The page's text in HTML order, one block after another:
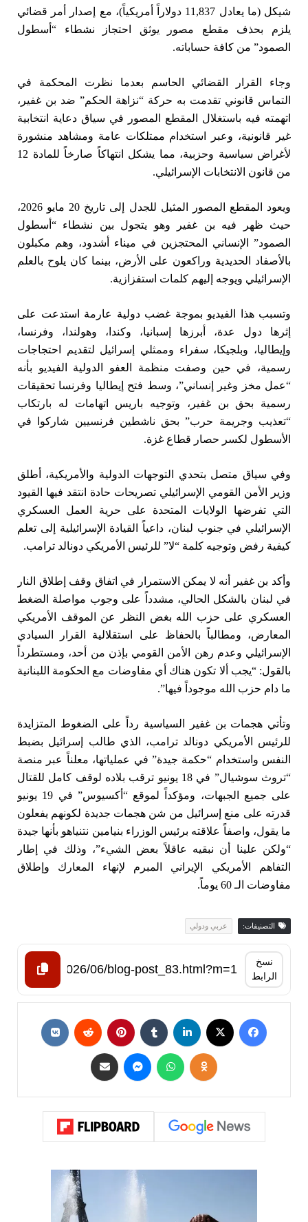
شيكل (ما يعادل 11,837 دولاراً أمريكياً)، مع إصدار أمر قضائي
يلزم بحذف مقطع مصور يوثق احتجاز نشطاء “أسطول
الصمود” من كافة حساباته.
وجاء القرار القضائي الحاسم بعدما نظرت المحكمة في
التماس قانوني تقدمت به حركة “نزاهة الحكم” ضد بن غفير،
اتهمته فيه باستغلال المقطع المصور في سياق دعاية انتخابية
غير قانونية، وعبر استخدام ممتلكات عامة ومشاهد منشورة
لأغراض سياسية وحزبية، مما يشكل انتهاكاً صارخاً للمادة 12
من قانون الانتخابات الإسرائيلي.
ويعود المقطع المصور المثيل للجدل إلى تاريخ 20 مايو 2026،
حيث ظهر فيه بن غفير وهو يتجول بين نشطاء “أسطول
الصمود” الإنساني المحتجزين في ميناء أشدود، وهم مكبلون
بالأصفاد الحديدية وراكعون على الأرض، بينما كان يلوح بالعلم
الإسرائيلي ويوجه إليهم كلمات استفزازية.
وتسبب هذا الفيديو بموجة غضب دولية عارمة استدعت على
إثرها دول عدة، أبرزها إسبانيا، وكندا، وهولندا، وفرنسا،
وإيطاليا، وبلجيكا، سفراء وممثلي إسرائيل لتقديم احتجاجات
رسمية، في حين وصفت منظمة العفو الدولية الفيديو بأنه
“عمل مخز وغير إنساني”، وسط فتح إيطاليا وفرنسا تحقيقات
رسمية بحق بن غفير، وتوجيه باريس اتهامات له بارتكاب
“تعذيب وجريمة حرب” بحق ناشطين فرنسيين شاركوا في
الأسطول لكسر حصار قطاع غزة.
وفي سياق متصل بتحدي التوجهات الدولية والأمريكية، أطلق
وزير الأمن القومي الإسرائيلي تصريحات حادة انتقد فيها القيود
التي تفرضها الولايات المتحدة على حرية العمل العسكري
الإسرائيلي في جنوب لبنان، داعياً القيادة الإسرائيلية إلى تعلم
كيفية رفض وتوجيه كلمة “لا” للرئيس الأمريكي دونالد ترامب.
وأكد بن غفير أنه لا يمكن الاستمرار في اتفاق وقف إطلاق النار
في لبنان بالشكل الحالي، مشدداً على وجوب مواصلة الضغط
العسكري على حزب الله بغض النظر عن الموقف الأمريكي
المعارض، ومطالباً بالحفاظ على استقلالية القرار السيادي
الإسرائيلي وعدم رهن الأمن القومي بإذن من أحد، ومستطرداً
بالقول: “يجب ألا تكون هناك أي مفاوضات مع الحكومة اللبنانية
ما دام حزب الله موجوداً فيها”.
وتأتي هجمات بن غفير السياسية رداً على الضغوط المتزايدة
للرئيس الأمريكي دونالد ترامب، الذي طالب إسرائيل بضبط
النفس واستخدام “حكمة جيدة” في عملياتها، معلناً عبر منصة
“تروث سوشيال” في 18 يونيو ترقب بلاده لوقف كامل للقتال
على جميع الجبهات، ومؤكداً لموقع “أكسيوس” في 19 يونيو
قدرته على منع إسرائيل من شن هجمات جديدة لكونهم يفعلون
ما يقول، واصفاً علاقته برئيس الوزراء بنيامين نتنياهو بأنها جيدة
“ولكن علينا أن نبقيه عاقلاً بعض الشيء”، وذلك في إطار
التفاهم الأمريكي الإيراني المبرم لإنهاء المعارك وإطلاق
مفاوضات الـ 60 يوماً.
التصنيفات: عربي ودولي
نسخ
الرابط